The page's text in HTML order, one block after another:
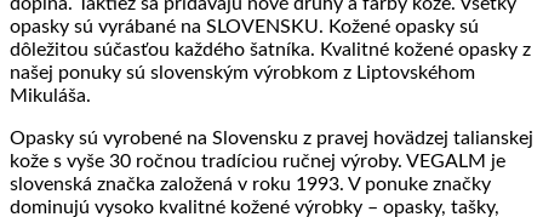
dopĺňa. Taktiež sa pridávajú nové druhy a farby kože. Všetky
opasky sú vyrábané na SLOVENSKU. Kožené opasky sú
dôležitou súčasťou každého šatníka. Kvalitné kožené opasky z
našej ponuky sú slovenským výrobkom z Liptovskéhom
Mikuláša.
Opasky sú vyrobené na Slovensku z pravej hovädzej talianskej
kože s vyše 30 ročnou tradíciou ručnej výroby. VEGALM je
slovenská značka založená v roku 1993. V ponuke značky
dominujú vysoko kvalitné kožené výrobky – opasky, tašky,